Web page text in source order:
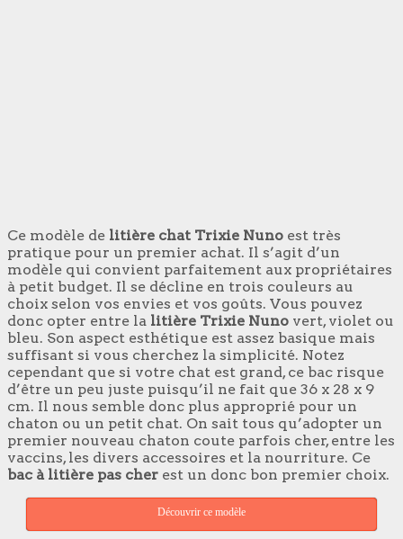
Ce modèle de litière chat Trixie Nuno est très
pratique pour un premier achat. Il s’agit d’un
modèle qui convient parfaitement aux propriétaires
à petit budget. Il se décline en trois couleurs au
choix selon vos envies et vos goûts. Vous pouvez
donc opter entre la litière Trixie Nuno vert, violet ou
bleu. Son aspect esthétique est assez basique mais
suffisant si vous cherchez la simplicité. Notez
cependant que si votre chat est grand, ce bac risque
d’être un peu juste puisqu’il ne fait que 36 x 28 x 9
cm. Il nous semble donc plus approprié pour un
chaton ou un petit chat. On sait tous qu’adopter un
premier nouveau chaton coute parfois cher, entre les
vaccins, les divers accessoires et la nourriture. Ce
bac à litière pas cher est un donc bon premier choix.
Découvrir ce modèle